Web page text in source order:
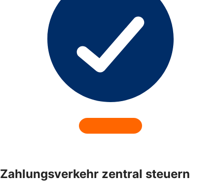
Zahlungsverkehr zentral steuern